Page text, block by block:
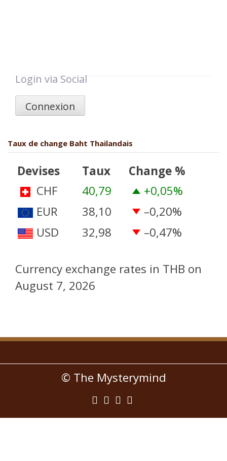
Login via Social
Connexion
Taux de change Baht Thailandais
Devises Taux
Change %
CHF
40,79 +0,05%
EUR
38,10 –0,20%
USD
32,98 –0,47%
Currency exchange rates in THB on
August 7, 2026
© The Mysterymind